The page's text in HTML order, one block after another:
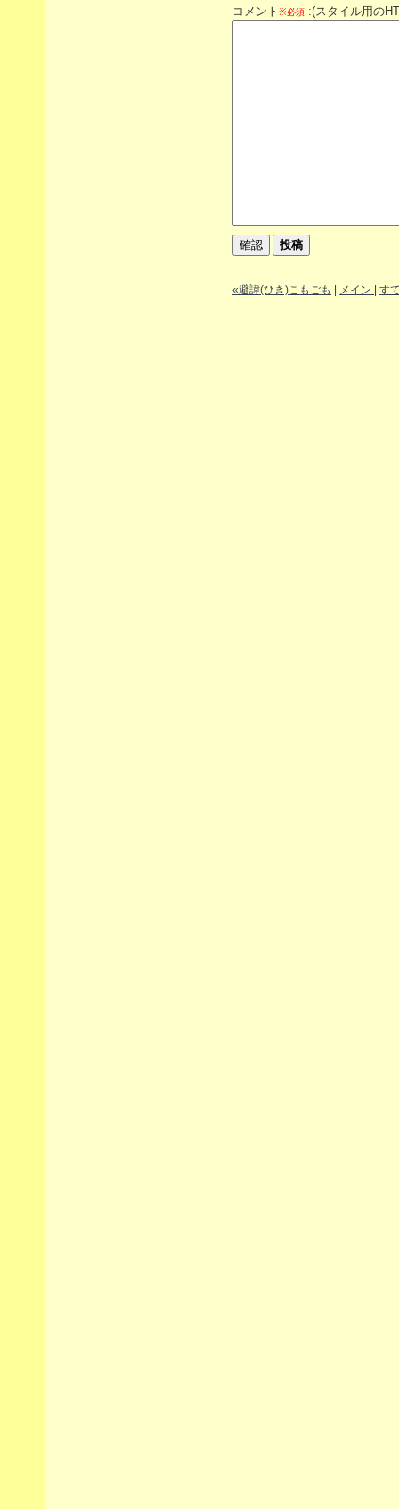
コメント ※必須 :(スタイル用の
«避諱(ひき)こもごも メイン す